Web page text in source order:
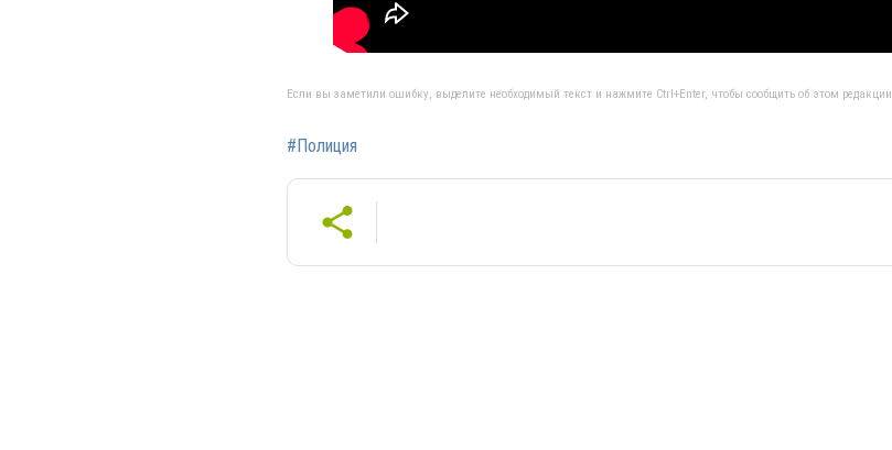
Если вы заметили ошибку, выделите необходимый текст и нажмите Ctrl+Enter, чтобы сообщить об этом редакции
#Полиция